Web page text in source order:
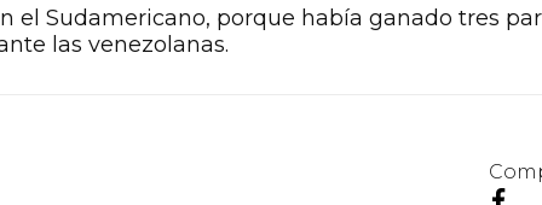
el Sudamericano, porque había ganado tres
las venezolanas.